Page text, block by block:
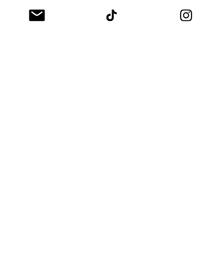
xpZ2h0OjE3ODU4MzU2Mzg1NTA2Mj
g2?utm_medium=copy_link